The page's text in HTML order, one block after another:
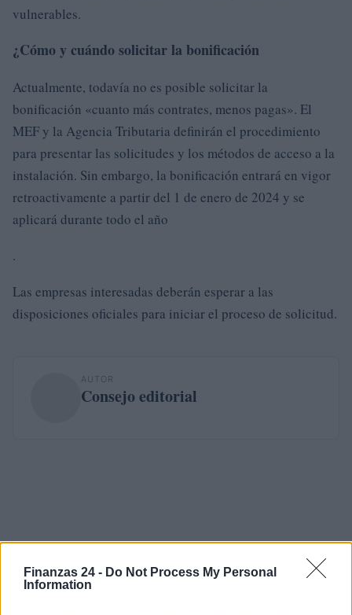
Finanzas 24 - Do Not Process My Personal
Information
vulnerables.
¿Cómo y cuándo solicitar la bonificación
Actualmente, todavía no es posible solicitar la
bonificación «cuanto más contrates, menos pagas». El
MEF y la Agencia Tributaria definirán el procedimiento
para presentar las solicitudes y los métodos de acceso a la
instalación. Sin embargo, la bonificación entrará en vigor
retroactivamente a partir del 1 de enero de 2024 y se
aplicará durante todo el año
.
Las empresas interesadas deberán esperar a las
disposiciones oficiales para iniciar el proceso de solicitud.
AUTOR
Consejo editorial